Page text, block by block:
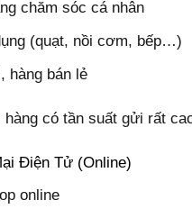
chăm sóc cá nhân
(quạt, nồi cơm, bếp…)
hàng bán lẻ
có tần suất gửi rất
Điện Tử (Online)
online